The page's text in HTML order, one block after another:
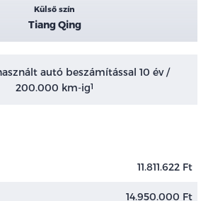
Külső szín
Tiang Qing
autó beszámítással 10 év /
200.000 km-ig1
11.811.622 Ft
14.950.000 Ft